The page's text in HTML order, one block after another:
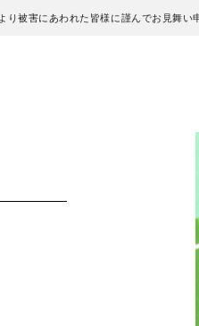
り被害にあわれた皆様に謹んでお見舞